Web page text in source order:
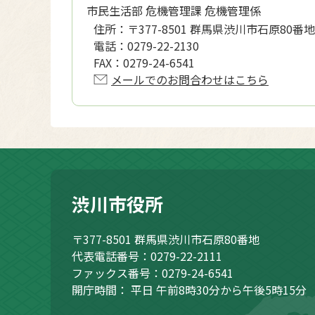
市民生活部 危機管理課 危機管理係
住所： 〒377-8501 群馬県渋川市石原80番地
電話： 0279-22-2130
FAX： 0279-24-6541
メールでのお問合わせはこちら
渋川市役所
〒377-8501 群馬県渋川市石原80番地
代表電話番号：0279-22-2111
ファックス番号：0279-24-6541
開庁時間： 平日 午前8時30分から午後5時15分